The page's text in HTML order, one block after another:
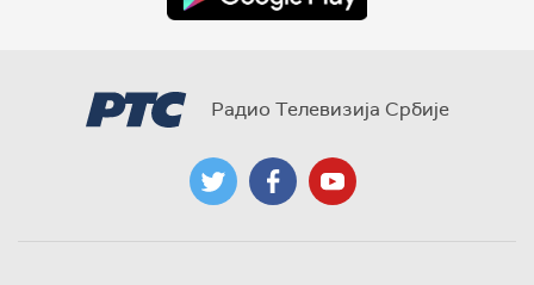
Радио Телевизија Србије